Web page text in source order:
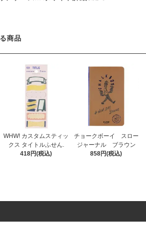
商品
WHW! カスタムスティッ
クス タイトルふせん.
418円(税込)
チョークボーイ スロー
ジャーナル ブラウン
858円(税込)